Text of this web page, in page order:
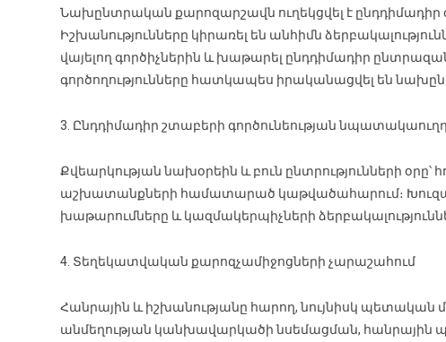
Նախընտրական քարոզարշավն ուղեկցվել է
Իշխանությունները կիրառել են անհիմն
վայելող գործիչներին և խաթարել ընդդիմադիր
գործողությունները հատկապես իրականացվել են
3. Ընդդիմադիր շտաբերի գործունեության
Քվեարկության նախօրեին և բուն ընտրությունների
աշխատանքների համատարած կաթվածահարում։
խաթարումները և կազմակերպիչների
4. Տեղեկատվական քարոզչամիջոցների չարաշահում
Հանրային և իշխանությանը հարող, նույնիսկ պետական
անմեղության կանխավարկածի նսեմացման,